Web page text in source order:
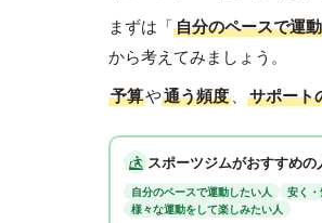
まずは「自分のペースで運
から考えてみましょう。
予算や通う頻度 、 サポート
スポーツジムがおすすめの
自分のペースで運動したい人
安く・
様々な運動をして楽しみたい人